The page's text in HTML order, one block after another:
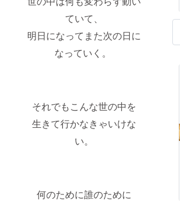
ていて、
明日になってまた次の日に
なっていく。
それでもこんな世の中を
生きて行かなきゃいけな
い。
何のために誰のために